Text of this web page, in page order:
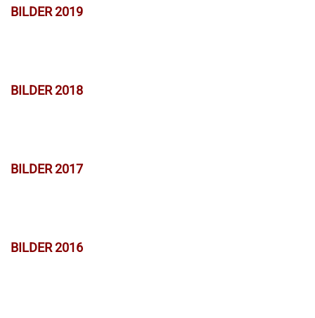
BILDER 2019
BILDER 2018
BILDER 2017
BILDER 2016